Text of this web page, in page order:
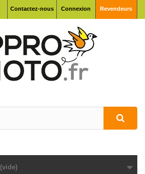
Connexion Revendeurs
Contactez-nous
(vide)